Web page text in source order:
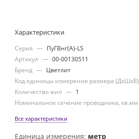
Характеристики
Серия — ПуГВнг(А)-LS
Артикул — 00-00130511
Бренд — Цветлит
Код единицы измерения размера (ДхШхВ)
Количество жил — 1
Номинальное сечение проводника, кв.мм
Все характеристики
Единица измерения: метр